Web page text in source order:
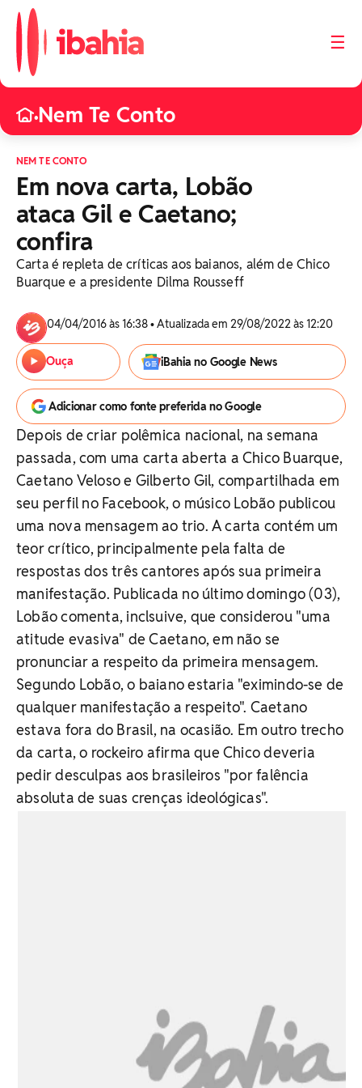
☰
•Nem Te Conto
NEM TE CONTO
Em nova carta, Lobão
ataca Gil e Caetano;
confira
Carta é repleta de críticas aos baianos, além de Chico
Buarque e a presidente Dilma Rousseff
04/04/2016 às 16:38 • Atualizada em 29/08/2022 às 12:20
Ouça iBahia no Google News
Adicionar como fonte preferida no Google
Depois de criar polêmica nacional, na semana
passada, com uma carta aberta a Chico Buarque,
Caetano Veloso e Gilberto Gil, compartilhada em
seu perfil no Facebook, o músico Lobão publicou
uma nova mensagem ao trio. A carta contém um
teor crítico, principalmente pela falta de
respostas dos três cantores após sua primeira
manifestação. Publicada no último domingo (03),
Lobão comenta, inclsuive, que considerou "uma
atitude evasiva" de Caetano, em não se
pronunciar a respeito da primeira mensagem.
Segundo Lobão, o baiano estaria "eximindo-se de
qualquer manifestação a respeito". Caetano
estava fora do Brasil, na ocasião. Em outro trecho
da carta, o rockeiro afirma que Chico deveria
pedir desculpas aos brasileiros "por falência
absoluta de suas crenças ideológicas".